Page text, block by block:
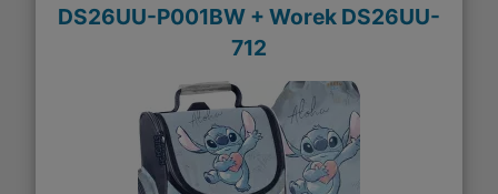
DS26UU-P001BW + Worek DS26UU-
712